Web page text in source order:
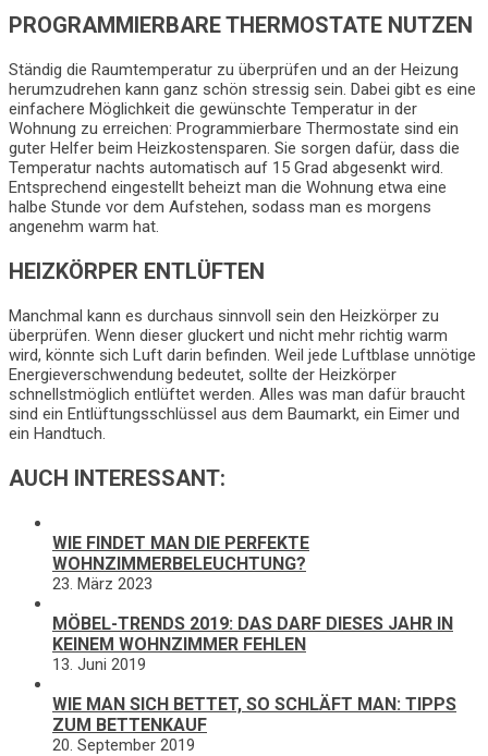
PROGRAMMIERBARE THERMOSTATE NUTZEN
Ständig die Raumtemperatur zu überprüfen und an der Heizung
herumzudrehen kann ganz schön stressig sein. Dabei gibt es eine
einfachere Möglichkeit die gewünschte Temperatur in der
Wohnung zu erreichen: Programmierbare Thermostate sind ein
guter Helfer beim Heizkostensparen. Sie sorgen dafür, dass die
Temperatur nachts automatisch auf 15 Grad abgesenkt wird.
Entsprechend eingestellt beheizt man die Wohnung etwa eine
halbe Stunde vor dem Aufstehen, sodass man es morgens
angenehm warm hat.
HEIZKÖRPER ENTLÜFTEN
Manchmal kann es durchaus sinnvoll sein den Heizkörper zu
überprüfen. Wenn dieser gluckert und nicht mehr richtig warm
wird, könnte sich Luft darin befinden. Weil jede Luftblase unnötige
Energieverschwendung bedeutet, sollte der Heizkörper
schnellstmöglich entlüftet werden. Alles was man dafür braucht
sind ein Entlüftungsschlüssel aus dem Baumarkt, ein Eimer und
ein Handtuch.
AUCH INTERESSANT:
WIE FINDET MAN DIE PERFEKTE
WOHNZIMMERBELEUCHTUNG?
23. März 2023
MÖBEL-TRENDS 2019: DAS DARF DIESES JAHR IN
KEINEM WOHNZIMMER FEHLEN
13. Juni 2019
WIE MAN SICH BETTET, SO SCHLÄFT MAN: TIPPS
ZUM BETTENKAUF
20. September 2019